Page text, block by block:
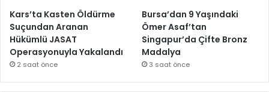
Kars’ta Kasten Öldürme
Suçundan Aranan
Hükümlü JASAT
Operasyonuyla Yakalandı
2 saat önce
Bursa’dan 9 Yaşındaki
Ömer Asaf’tan
Singapur’da Çifte Bronz
Madalya
3 saat önce